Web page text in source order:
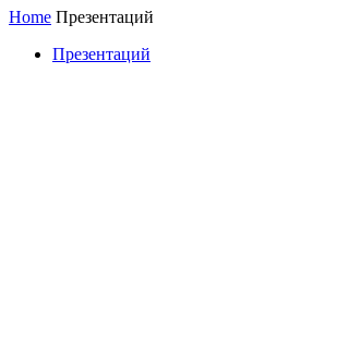
Home Презентаций
Презентаций